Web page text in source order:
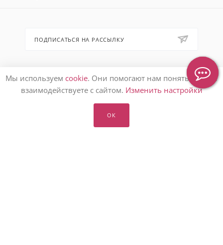
ПОДПИСАТЬСЯ НА РАССЫЛКУ
8 (905) 553-67-36
hello@letoflowers.ru
Москва, 2-я Рыбинская, 13,
Мы используем cookie. Они помогают нам понять, как вы
взаимодействуете с сайтом. Изменить настройки
ОК